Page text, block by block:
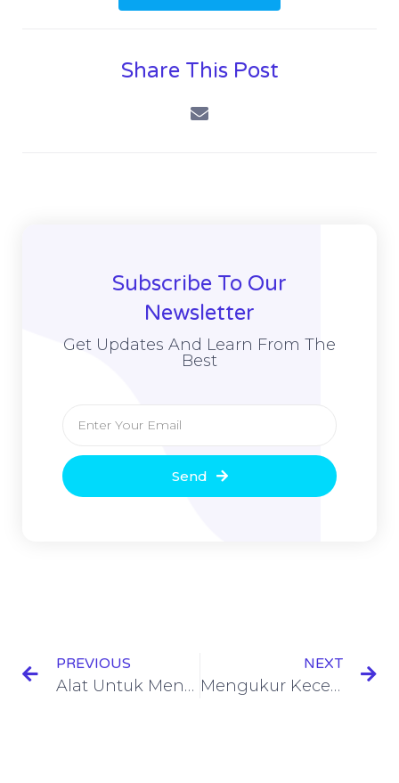
Share This Post
Subscribe To Our
Newsletter
Get Updates And Learn From The
Best
Send
PREVIOUS
Alat Untuk Mengukur Bencana Maritim
NEXT
Mengukur Kecepatan Berlayar Di Laut